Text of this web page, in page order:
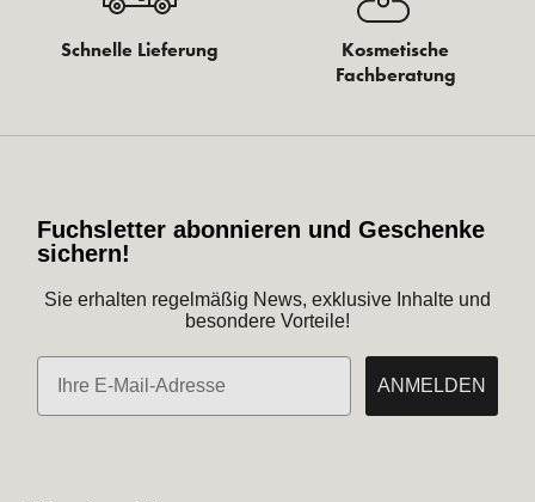
Schnelle Lieferung
Kosmetische
Fachberatung
Fuchsletter abonnieren und Geschenke
sichern!
Sie erhalten regelmäßig News, exklusive Inhalte und
besondere Vorteile!
E-Mail
ANMELDEN